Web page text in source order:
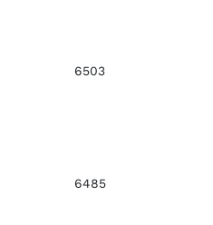
6503
6485